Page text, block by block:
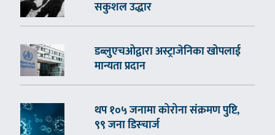
सकुशल उद्धार
डब्लुएचओद्वारा अस्ट्राजेनिका खोपलाई
मान्यता प्रदान
थप १०५ जनामा कोरोना संक्रमण पुष्टि,
९९ जना डिस्चार्ज